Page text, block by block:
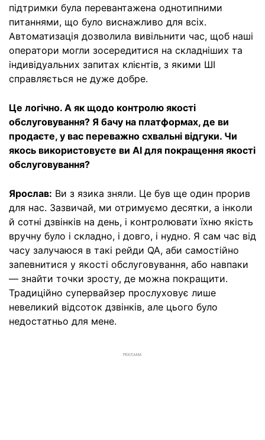
підтримки була перевантажена однотипними
питаннями, що було виснажливо для всіх.
Автоматизація дозволила вивільнити час, щоб наші
оператори могли зосередитися на складніших та
індивідуальних запитах клієнтів, з якими ШІ
справляється не дуже добре.
Це логічно. А як щодо контролю якості
обслуговування? Я бачу на платформах, де ви
продаєте, у вас переважно схвальні відгуки. Чи
якось використовуєте ви AI для покращення якості
обслуговування?
Ярослав: Ви з язика зняли. Це був ще один прорив
для нас. Зазвичай, ми отримуємо десятки, а інколи
й сотні дзвінків на день, і контролювати їхню якість
вручну було і складно, і довго, і нудно. Я сам час від
часу залучаюся в такі рейди QA, аби самостійно
запевнитися у якості обслуговування, або навпаки
— знайти точки зросту, де можна покращити.
Традиційно супервайзер прослуховує лише
невеликий відсоток дзвінків, але цього було
недостатньо для мене.
РЕКЛАМА